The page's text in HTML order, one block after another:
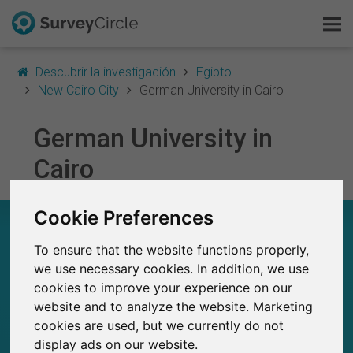
Cookie Preferences
To ensure that the website functions properly,
we use necessary cookies. In addition, we use
cookies to improve your experience on our
website and to analyze the website. Marketing
cookies are used, but we currently do not
display ads on our website.
Descubrir la investigación
Egipto
New Cairo City
German University in Cairo
German University in
Cairo
GERMAN UNIVERSITY IN CAIRO – EN
0
Número total de estudios publicados en
SurveyCircle
0
Estudios actuales en SurveyCircle
Esto es SurveyCircle
Survey Ranking
Explorar la investigación
FAQ
Regístrate gratis
Iniciar sesión